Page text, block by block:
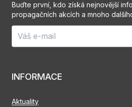
INFORMACE
Aktuality
Buďte první, kdo získá nejnovější
propagačních akcích a mnoho